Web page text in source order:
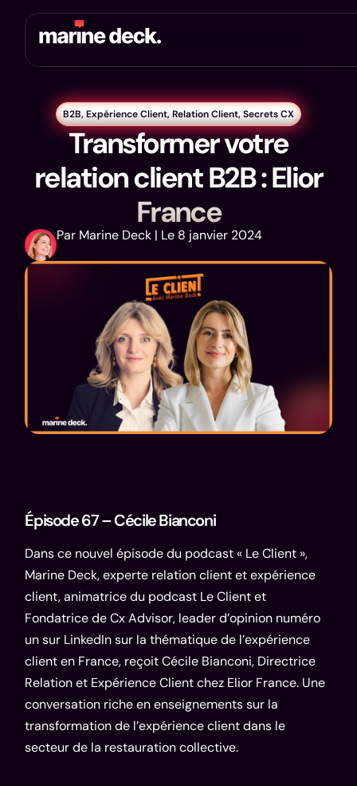
B2B,Expérience Client,Relation Client,Secrets CX
Transformer votre
relation client B2B : Elior
France
Par Marine Deck | Le 8 janvier 2024
Épisode 67 – Cécile Bianconi
Dans ce nouvel épisode du podcast « Le Client »,
Marine Deck, experte relation client et expérience
client, animatrice du podcast Le Client et
Fondatrice de Cx Advisor, leader d’opinion numéro
un sur LinkedIn sur la thématique de l’expérience
client en France, reçoitCécile Bianconi, Directrice
Relation et Expérience Client chez Elior France. Une
conversation riche en enseignements sur la
transformation de l’expérience client dans le
secteur de la restauration collective.